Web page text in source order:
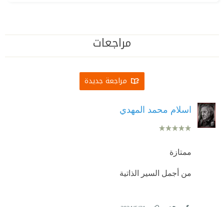
مراجعات
مراجعة جديدة
اسلام محمد المهدي
ممتازة
من أجمل السير الذاتية